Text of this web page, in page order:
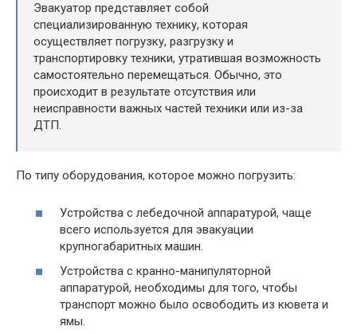
Эвакуатор представляет собой
специализированную технику, которая
осуществляет погрузку, разгрузку и
транспортировку техники, утратившая возможность
самостоятельно перемещаться. Обычно, это
происходит в результате отсутствия или
неисправности важных частей техники или из-за
ДТП.
По типу оборудования, которое можно погрузить:
Устройства с лебедочной аппаратурой, чаще
всего используется для эвакуации
крупногабаритных машин.
Устройства с кранно-манипуляторной
аппаратурой, необходимы для того, чтобы
транспорт можно было освободить из кювета и
ямы.